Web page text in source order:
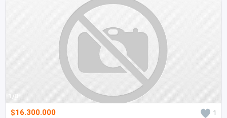
1/8
$16.300.000
1